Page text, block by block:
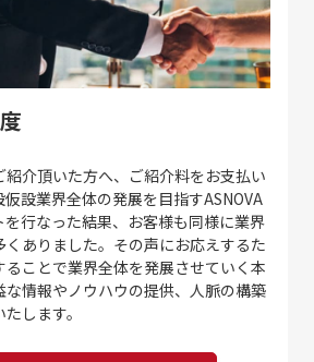
紹介頂いた方へ、ご紹介料をお支払い
設業界全体の発展を目指すASNOVA
行なった結果、お客様も同様に業界
くありました。その声にお応えするた
ることで業界全体を発展させていく本
情報やノウハウの提供、人脈の構築
します。